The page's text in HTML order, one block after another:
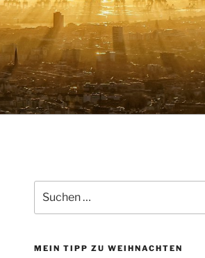
nach:
MEIN TIPP ZU WEIHNACHTEN